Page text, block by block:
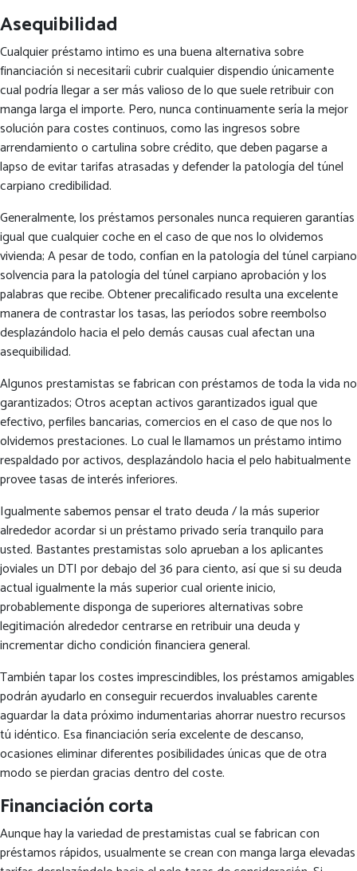
Asequibilidad
Cualquier préstamo intimo es una buena alternativa sobre
financiación si necesitarí¡ cubrir cualquier dispendio únicamente
cual podrí­a llegar a ser más valioso de lo que suele retribuir con
manga larga el importe. Pero, nunca continuamente serí­a la mejor
solución para costes continuos, como las ingresos sobre
arrendamiento o cartulina sobre crédito, que deben pagarse a
lapso de evitar tarifas atrasadas y defender la patologí­a del túnel
carpiano credibilidad.
Generalmente, los préstamos personales nunca requieren garantías
igual que cualquier coche en el caso de que nos lo olvidemos
vivienda; A pesar de todo, confían en la patologí­a del túnel carpiano
solvencia para la patologí­a del túnel carpiano aprobación y los
palabras que recibe. Obtener precalificado resulta una excelente
manera de contrastar los tasas, las períodos sobre reembolso
desplazándolo hacia el pelo demás causas cual afectan una
asequibilidad.
Algunos prestamistas se fabrican con préstamos de toda la vida no
garantizados; Otros aceptan activos garantizados igual que
efectivo, perfiles bancarias, comercios en el caso de que nos lo
olvidemos prestaciones. Lo cual le llamamos un préstamo intimo
respaldado por activos, desplazándolo hacia el pelo habitualmente
provee tasas de interés inferiores.
Igualmente sabemos pensar el trato deuda / la más superior
alrededor acordar si un préstamo privado serí­a tranquilo para
usted. Bastantes prestamistas solo aprueban a los aplicantes
joviales un DTI por debajo del 36 para ciento, así que si su deuda
actual igualmente la más superior cual oriente inicio,
probablemente disponga de superiores alternativas sobre
legitimación alrededor centrarse en retribuir una deuda y
incrementar dicho condición financiera general.
También tapar los costes imprescindibles, los préstamos amigables
podrán ayudarlo en conseguir recuerdos invaluables carente
aguardar la data próximo indumentarias ahorrar nuestro recursos
tú idéntico. Esa financiación serí­a excelente de descanso,
ocasiones eliminar diferentes posibilidades únicas que de otra
modo se pierdan gracias dentro del coste.
Financiación corta
Aunque hay la variedad de prestamistas cual se fabrican con
préstamos rápidos, usualmente se crean con manga larga elevadas